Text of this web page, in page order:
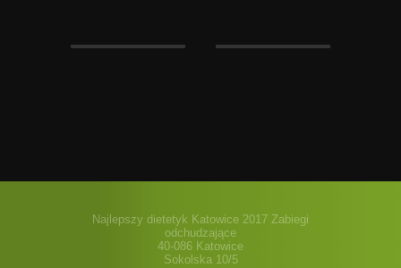
Najlepszy dietetyk Katowice 2017 Zabiegi
odchudzające
40-086 Katowice
Sokolska 10/5